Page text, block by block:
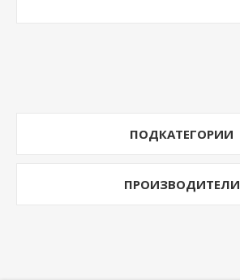
ПОДКАТЕГОРИИ
ПРОИЗВОДИТЕЛИ